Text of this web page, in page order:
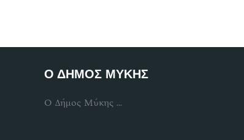
Ο ΔΗΜΟΣ ΜΥΚΗΣ
Ο Δήμος Μύκης ...